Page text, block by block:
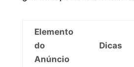
Elemento
do
Anúncio
Dicas